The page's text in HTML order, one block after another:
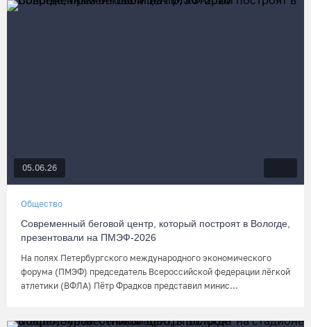
05.06.26
Общество
Современный беговой центр, который построят в Вологде,
презентовали на ПМЭФ-2026
На полях Петербургского международного экономического
форума (ПМЭФ) председатель Всероссийской федерации лёгкой
атлетики (ВФЛА) Пётр Фрадков представил минис...